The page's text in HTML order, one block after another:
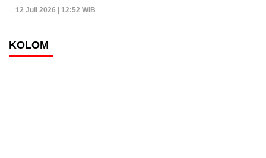
12 Juli 2026 | 12:52 WIB
KOLOM